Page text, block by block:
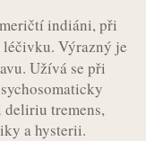
indiáni, při
léčivku. Výrazný je
Užívá se při
tremens,
a hysterii.